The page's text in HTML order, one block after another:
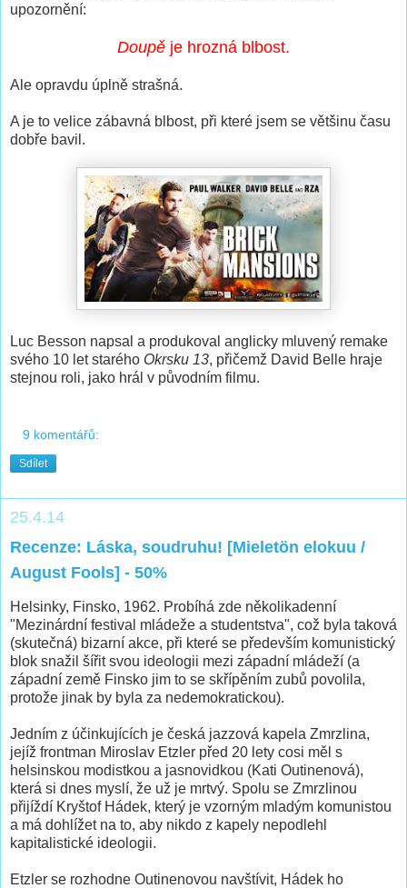
upozornění:
Doupě je hrozná blbost.
Ale opravdu úplně strašná.
A je to velice zábavná blbost, při které jsem se většinu času
dobře bavil.
Luc Besson napsal a produkoval anglicky mluvený remake
svého 10 let starého Okrsku 13, přičemž David Belle hraje
stejnou roli, jako hrál v původním filmu.
9 komentářů:
Sdílet
25.4.14
Recenze: Láska, soudruhu! [Mieletön elokuu /
August Fools] - 50%
Helsinky, Finsko, 1962. Probíhá zde několikadenní
"Mezinárdní festival mládeže a studentstva", což byla taková
(skutečná) bizarní akce, při které se především komunistický
blok snažil šířit svou ideologii mezi západní mládeží (a
západní země Finsko jim to se skřípěním zubů povolila,
protože jinak by byla za nedemokratickou).
Jedním z účinkujících je česká jazzová kapela Zmrzlina,
jejíž frontman Miroslav Etzler před 20 lety cosi měl s
helsinskou modistkou a jasnovidkou (Kati Outinenová),
která si dnes myslí, že už je mrtvý. Spolu se Zmrzlinou
přijíždí Kryštof Hádek, který je vzorným mladým komunistou
a má dohlížet na to, aby nikdo z kapely nepodlehl
kapitalistické ideologii.
Etzler se rozhodne Outinenovou navštívit, Hádek ho